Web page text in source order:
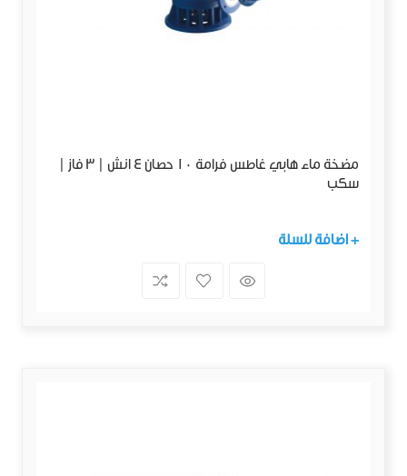
مضخة ماء هابي غاطس فرامة 10 حصان 4 انش | 3 فاز |
سكب
+ اضافة للسلة